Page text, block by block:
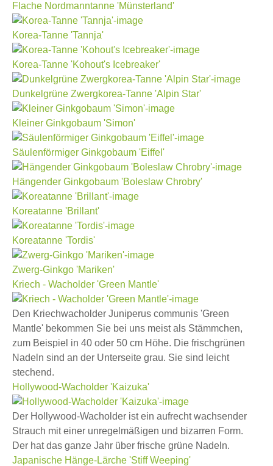
Flache Nordmanntanne 'Münsterland'
Korea-Tanne 'Tannja'
Korea-Tanne 'Kohout's Icebreaker'
Dunkelgrüne Zwergkorea-Tanne 'Alpin Star'
Kleiner Ginkgobaum 'Simon'
Säulenförmiger Ginkgobaum 'Eiffel'
Hängender Ginkgobaum 'Boleslaw Chrobry'
Koreatanne 'Brillant'
Koreatanne 'Tordis'
Zwerg-Ginkgo 'Mariken'
Kriech - Wacholder 'Green Mantle'
Den Kriechwacholder Juniperus communis 'Green
Mantle' bekommen Sie bei uns meist als Stämmchen,
zum Beispiel in 40 oder 50 cm Höhe. Die frischgrünen
Nadeln sind an der Unterseite grau. Sie sind leicht
stechend.
Hollywood-Wacholder 'Kaizuka'
Der Hollywood-Wacholder ist ein aufrecht wachsender
Strauch mit einer unregelmäßigen und bizarren Form.
Der hat das ganze Jahr über frische grüne Nadeln.
Japanische Hänge-Lärche 'Stiff Weeping'